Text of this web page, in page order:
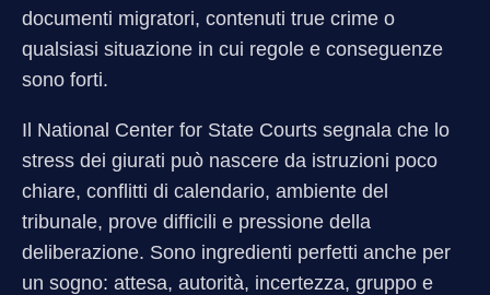
documenti migratori, contenuti true crime o
qualsiasi situazione in cui regole e conseguenze
sono forti.
Il National Center for State Courts segnala che lo
stress dei giurati può nascere da istruzioni poco
chiare, conflitti di calendario, ambiente del
tribunale, prove difficili e pressione della
deliberazione. Sono ingredienti perfetti anche per
un sogno: attesa, autorità, incertezza, gruppo e